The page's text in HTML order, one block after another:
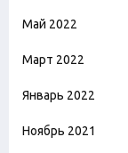
Май 2022
Март 2022
Январь 2022
Ноябрь 2021